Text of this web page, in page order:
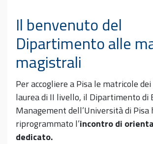
Il benvenuto del
Dipartimento alle
magistrali
Per accogliere a Pisa le matricole
laurea di II livello, il Dipartimento di
Management dell’Università di Pisa
riprogrammato l’incontro di
dedicato.